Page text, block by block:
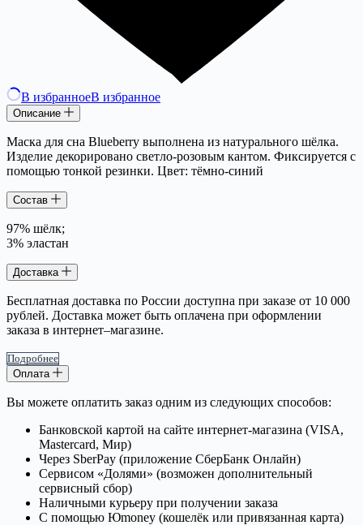
В избранноеВ избранное
Описание
Маска для сна Blueberry выполнена из натурального шёлка.
Изделие декорировано светло-розовым кантом. Фиксируется с
помощью тонкой резинки. Цвет: тёмно-синий
Состав
97% шёлк;
3% эластан
Доставка
Бесплатная доставка по России доступна при заказе от 10 000
рублей. Доставка может быть оплачена при оформлении
заказа в интернет–магазине.
Подробнее
Оплата
Вы можете оплатить заказ одним из следующих способов:
Банковской картой на сайте интернет-магазина (VISA,
Mastercard, Мир)
Через SberPay (приложение СберБанк Онлайн)
Сервисом «Долями» (возможен дополнительный
сервисный сбор)
Наличными курьеру при получении заказа
С помощью Юmoney (кошелёк или привязанная карта)